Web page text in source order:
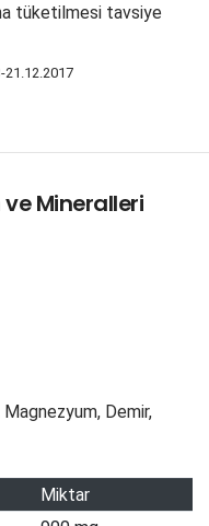
tüketilmesi tavsiye
21.12.2017
Mineralleri
Demir,
Miktar